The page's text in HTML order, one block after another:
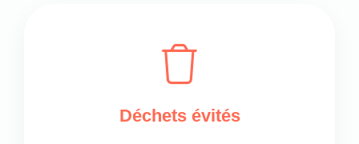
Déchets évités